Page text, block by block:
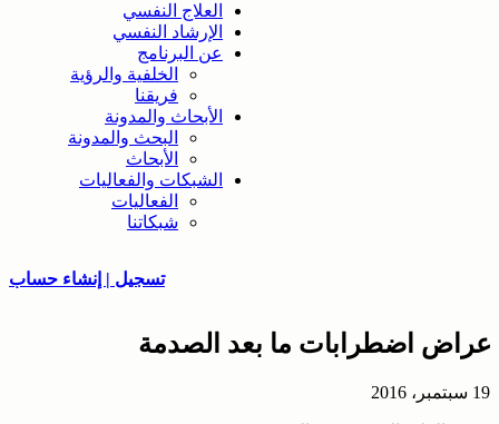
العلاج النفسي
الإرشاد النفسي
عن البرنامج
الخلفية والرؤية
فريقنا
الأبحاث والمدونة
البحث والمدونة
الأبحاث
الشبكات والفعاليات
الفعاليات
شبكاتنا
تسجيل | إنشاء حساب
أعراض اضطرابات ما بعد الصدمة
19 سبتمبر، 2016